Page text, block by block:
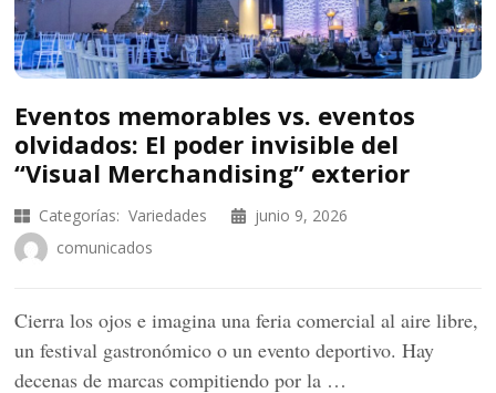
Eventos memorables vs. eventos
olvidados: El poder invisible del
“Visual Merchandising” exterior
Categorías: Variedades
junio 9, 2026
comunicados
Cierra los ojos e imagina una feria comercial al aire libre,
un festival gastronómico o un evento deportivo. Hay
decenas de marcas compitiendo por la …